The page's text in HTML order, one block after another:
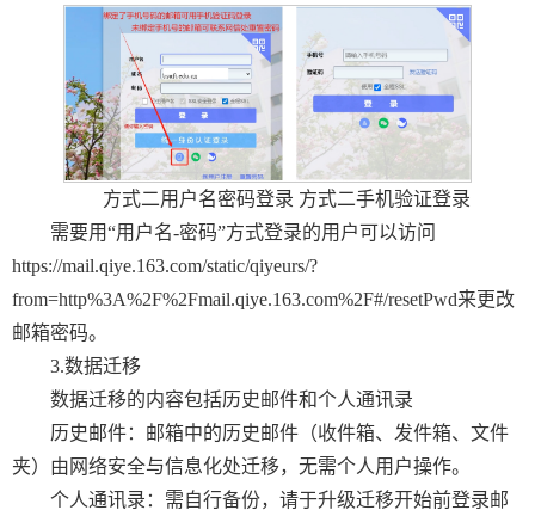
方式二用户名密码登录 方式二手机验证登录
需要用“用户名-密码”方式登录的用户可以访问
https://mail.qiye.163.com/static/qiyeurs/?
from=http%3A%2F%2Fmail.qiye.163.com%2F#/resetPwd来更改
邮箱密码。
3.数据迁移
数据迁移的内容包括历史邮件和个人通讯录
历史邮件：邮箱中的历史邮件（收件箱、发件箱、文件
夹）由网络安全与信息化处迁移，无需个人用户操作。
个人通讯录：需自行备份，请于升级迁移开始前登录邮